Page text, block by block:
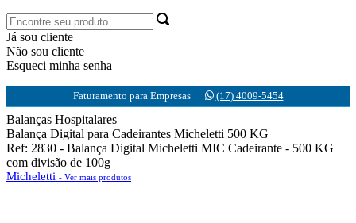
Já sou cliente
Não sou cliente
Esqueci minha senha
Faturamento para Empresas (17) 4009-5454
Balanças Hospitalares
Balança Digital para Cadeirantes Micheletti 500 KG
Ref: 2830 - Balança Digital Micheletti MIC Cadeirante - 500 KG
com divisão de 100g
Micheletti - Ver mais produtos